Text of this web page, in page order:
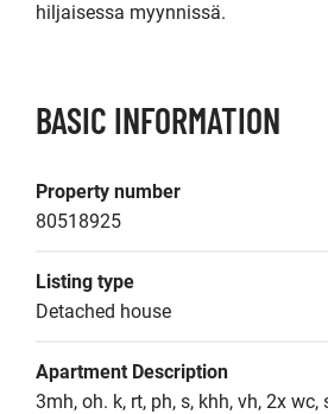
hiljaisessa myynnissä.
BASIC INFORMATION
Property number
80518925
Listing type
Detached house
Apartment Description
3mh, oh. k, rt, ph, s, khh, vh, 2x wc,